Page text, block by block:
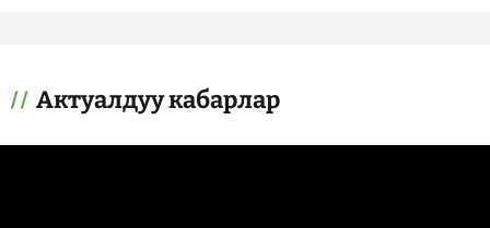
Актуалдуу кабарлар